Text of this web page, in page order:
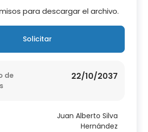
para descargar el archivo.
Solicitar
de
22/10/2037
Juan Alberto Silva
Hernández